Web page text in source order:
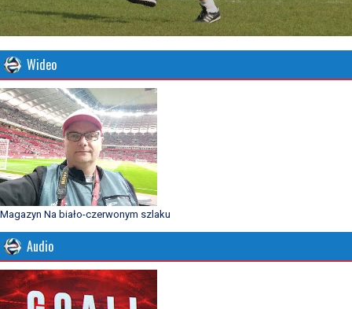
Wideo
Magazyn Na biało-czerwonym szlaku
Audio